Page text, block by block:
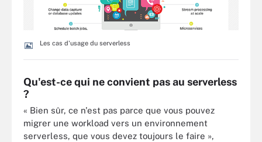
Les cas d'usage du serverless
Qu'est-ce qui ne convient pas au serverless
?
« Bien sûr, ce n'est pas parce que vous pouvez
migrer une workload vers un environnement
serverless, que vous devez toujours le faire »,